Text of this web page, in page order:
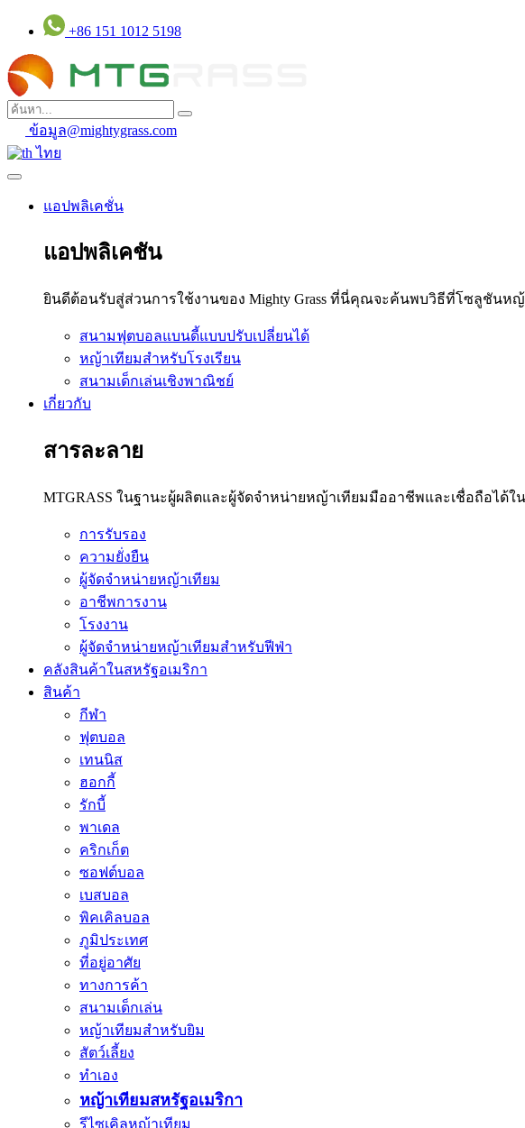
ยัง
เนื้อหา
+86 151 1012 5198
ข้อมูล@mightygrass.com
ไทย
แอปพลิเคชั่น
แอปพลิเคชัน
ยินดีต้อนรับสู่ส่วนการใช้งานของ Mighty Grass ที่นี่คุณจะค้นพบวิธีที่โซลูชันห
สนามฟุตบอลแบนดี้แบบปรับเปลี่ยนได้
หญ้าเทียมสำหรับโรงเรียน
สนามเด็กเล่นเชิงพาณิชย์
เกี่ยวกับ
สารละลาย
MTGRASS ในฐานะผู้ผลิตและผู้จัดจำหน่ายหญ้าเทียมมืออาชีพและเชื่อถือไ
การรับรอง
ความยั่งยืน
ผู้จัดจำหน่ายหญ้าเทียม
อาชีพการงาน
โรงงาน
ผู้จัดจำหน่ายหญ้าเทียมสำหรับฟีฟ่า
คลังสินค้าในสหรัฐอเมริกา
สินค้า
กีฬา
ฟุตบอล
เทนนิส
ฮอกกี้
รักบี้
พาเดล
คริกเก็ต
ซอฟต์บอล
เบสบอล
พิคเคิลบอล
ภูมิประเทศ
ที่อยู่อาศัย
ทางการค้า
สนามเด็กเล่น
หญ้าเทียมสำหรับยิม
สัตว์เลี้ยง
ทำเอง
หญ้าเทียมสหรัฐอเมริกา
รีไซเคิลหญ้าเทียม